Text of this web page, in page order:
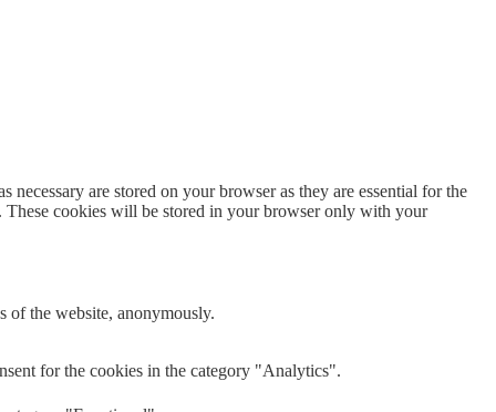
are stored on your browser as they are essential for the
These cookies will be stored in your browser only with your
of the website, anonymously.
for the cookies in the category "Analytics".